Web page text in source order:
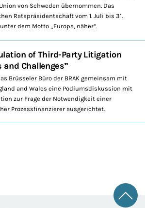
von Schweden übernommen. Das
Ratspräsidentschaft vom 1. Juli bis 31.
dem Motto „Europa, näher“.
of Third-Party Litigation
and Challenges”
Brüsseler Büro der BRAK gemeinsam mit
and Wales eine Podiumsdiskussion mit
zur Frage der Notwendigkeit einer
Prozessfinanzierer ausgerichtet.